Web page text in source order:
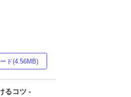
ド(4.56MB)
るコツ -